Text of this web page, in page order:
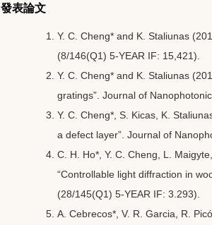
發表論文
Y. C. Cheng* and K. Staliunas
(8/146(Q1) 5-YEAR IF: 15,421).
Y. C. Cheng* and K. Staliunas
gratings”. Journal of
Y. C. Cheng*, S. Kicas, K.
a defect layer”. Journal of
C. H. Ho*, Y. C. Cheng, L.
“Controllable light diffraction in
(28/145(Q1) 5-YEAR IF: 3.293).
A. Cebrecos*, V. R. Garcia, R.